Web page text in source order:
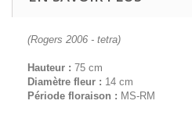
(Rogers 2006 - tetra)
Hauteur : 75 cm
Diamètre fleur : 14 cm
Période floraison : MS-RM